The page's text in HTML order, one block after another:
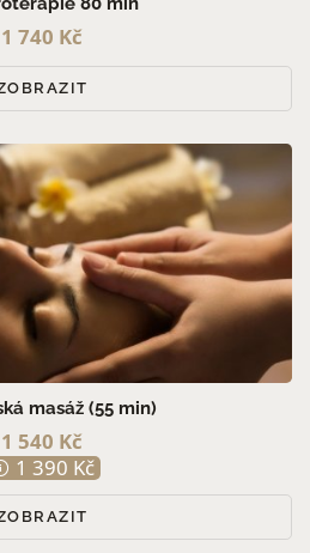
1 740 Kč
masáž (55 min)
1 540 Kč
1 390 Kč